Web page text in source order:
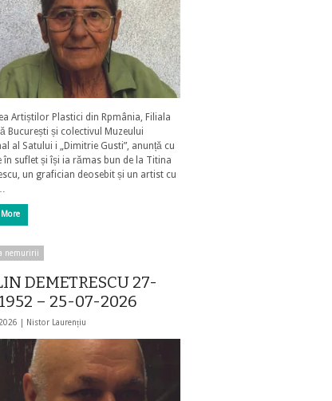
Artiștilor Plastici din Rpmânia, Filiala
București și colectivul Muzeului
al Satului i „Dimitrie Gusti”, anunță cu
în suflet și își ia rămas bun de la Titina
un grafician deosebit și un artist cu
More
nemuririi
DEMETRESCU 27-
– 25-07-2026
| Nistor Laurențiu